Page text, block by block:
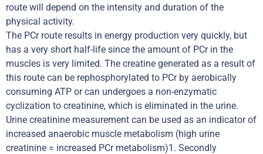
route will depend on the intensity and duration of the
physical activity.
The PCr route results in energy production very quickly, but
has a very short half-life since the amount of PCr in the
muscles is very limited. The creatine generated as a result of
this route can be rephosphorylated to PCr by aerobically
consuming ATP or can undergoes a non-enzymatic
cyclization to creatinine, which is eliminated in the urine.
Urine creatinine measurement can be used as an indicator of
increased anaerobic muscle metabolism (high urine
creatinine = increased PCr metabolism)1. Secondly